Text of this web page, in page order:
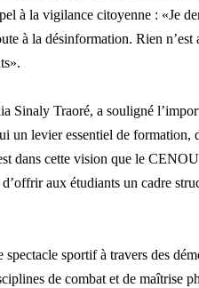
à la vigilance citoyenne : «Je
à la désinformation. Rien n’est
Sinaly Traoré, a souligné
un levier essentiel de formation,
dans cette vision que le
aux étudiants un cadre
sportif à travers des
de combat et de maîtrise